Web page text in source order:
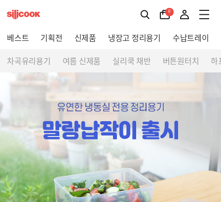
0
베스트 기획전 신제품 냉장고 정리용기 수납트레이
차곡유리용기
여름 신제품 실리쿡 채반 버튼원터치 하